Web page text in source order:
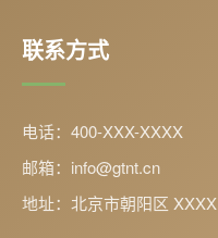
联系方式
电话：400-XXX-XXXX
邮箱：info@gtnt.cn
地址：北京市朝阳区 XXXX